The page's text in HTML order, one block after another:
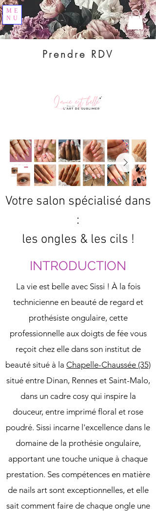
ME
NU
Prendre RDV
Votre salon spécialisé dans
:
les ongles & les cils !
INTRODUCTION
La vie est belle avec Sissi ! À la fois
technicienne en beauté de regard et
prothésiste ongulaire, cette
professionnelle aux doigts de fée vous
reçoit chez elle dans son institut de
beauté situé à la Chapelle-Chaussée (35)
situé entre Dinan, Rennes et Saint-Malo,
dans un cadre cosy qui inspire la
douceur, entre imprimé floral et rose
poudré. Sissi incarne l'excellence dans le
domaine de la prothésie ongulaire,
apportant une touche unique à chaque
prestation. Ses compétences en matière
de nails art sont exceptionnelles, et elle
sait comment faire de chaque ongle une